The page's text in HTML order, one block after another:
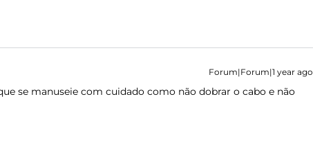
Forum|Forum|1 year ago
se manuseie com cuidado como não dobrar o cabo e não